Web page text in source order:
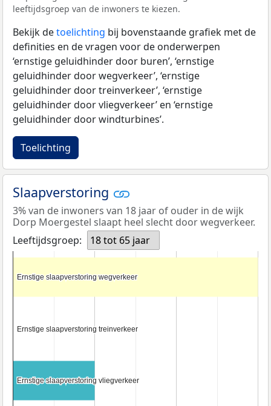
leeftijdsgroep van de inwoners te kiezen.
Bekijk detoelichting bij bovenstaande grafiek met de
definities en de vragen voor de onderwerpen
‘ernstige geluidhinder door buren’, ‘ernstige
geluidhinder door wegverkeer’, ‘ernstige
geluidhinder door treinverkeer’, ‘ernstige
geluidhinder door vliegverkeer’ en ‘ernstige
geluidhinder door windturbines’.
Toelichting
Slaapverstoring
3% van de inwoners van 18 jaar of ouder in de wijk
Dorp Moergestel slaapt heel slecht door wegverkeer.
Leeftijdsgroep:
18 tot 65 jaar
Ernstige slaapverstoring wegverkeer
Ernstige slaapverstoring wegverkeer
Ernstige slaapverstoring treinverkeer
Ernstige slaapverstoring treinverkeer
Ernstige slaapverstoring vliegverkeer
Ernstige slaapverstoring vliegverkeer